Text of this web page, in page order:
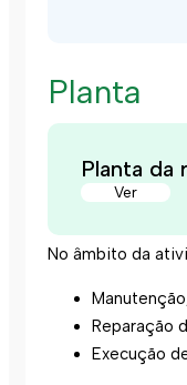
Planta
Planta da
Ver
No âmbito da
Reparação
Execução